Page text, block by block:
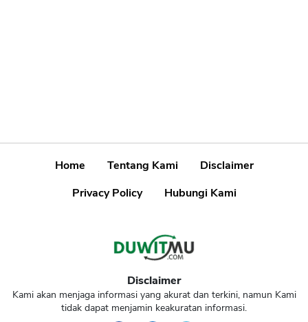
Home Tentang Kami
Disclaimer
Privacy Policy
Hubungi Kami
Disclaimer
Kami akan menjaga informasi yang akurat dan terkini, namun Kami
tidak dapat menjamin keakuratan informasi.